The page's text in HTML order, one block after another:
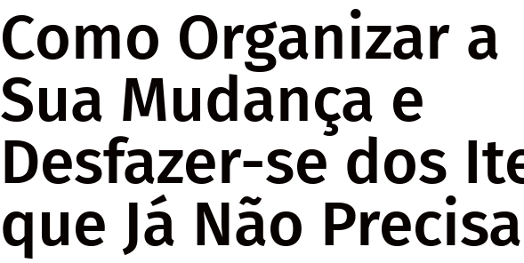
Como Organizar a
Sua Mudança e
Desfazer-se dos
que Já Não Precisa